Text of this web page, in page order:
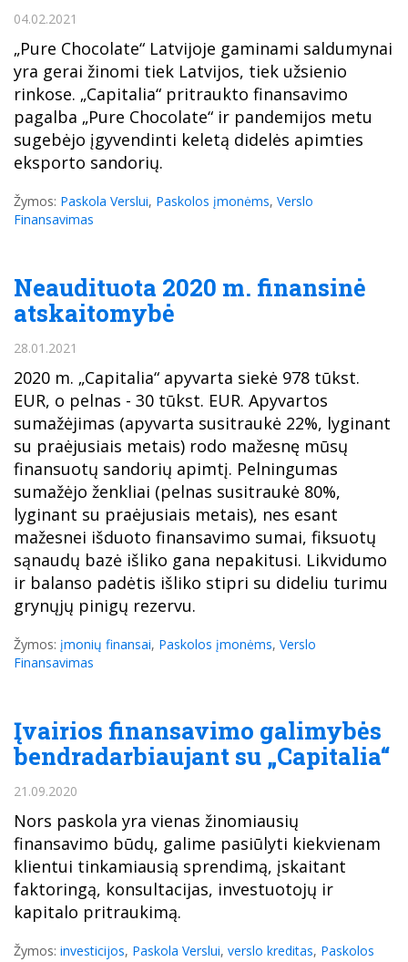
04.02.2021
„Pure Chocolate“ Latvijoje gaminami saldumynai
yra gerai žinomi tiek Latvijos, tiek užsienio
rinkose. „Capitalia“ pritraukto finansavimo
pagalba „Pure Chocolate“ ir pandemijos metu
sugebėjo įgyvendinti keletą didelės apimties
eksporto sandorių.
Žymos: Paskola Verslui, Paskolos įmonėms, Verslo
Finansavimas
Neaudituota 2020 m. finansinė
atskaitomybė
28.01.2021
2020 m. „Capitalia“ apyvarta siekė 978 tūkst.
EUR, o pelnas - 30 tūkst. EUR. Apyvartos
sumažėjimas (apyvarta susitraukė 22%, lyginant
su praėjusiais metais) rodo mažesnę mūsų
finansuotų sandorių apimtį. Pelningumas
sumažėjo ženkliai (pelnas susitraukė 80%,
lyginant su praėjusiais metais), nes esant
mažesnei išduoto finansavimo sumai, fiksuotų
sąnaudų bazė išliko gana nepakitusi. Likvidumo
ir balanso padėtis išliko stipri su dideliu turimu
grynųjų pinigų rezervu.
Žymos: įmonių finansai, Paskolos įmonėms, Verslo
Finansavimas
Įvairios finansavimo galimybės
bendradarbiaujant su „Capitalia“
21.09.2020
Nors paskola yra vienas žinomiausių
finansavimo būdų, galime pasiūlyti kiekvienam
klientui tinkamiausią sprendimą, įskaitant
faktoringą, konsultacijas, investuotojų ir
kapitalo pritraukimą.
Žymos: investicijos, Paskola Verslui, verslo kreditas, Paskolos